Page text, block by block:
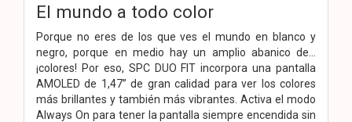
El mundo a todo color
Porque no eres de los que ves el mundo en blanco y
negro, porque en medio hay un amplio abanico de…
¡colores! Por eso, SPC DUO FIT incorpora una pantalla
AMOLED de 1,47” de gran calidad para ver los colores
más brillantes y también más vibrantes. Activa el modo
Always On para tener la pantalla siempre encendida sin